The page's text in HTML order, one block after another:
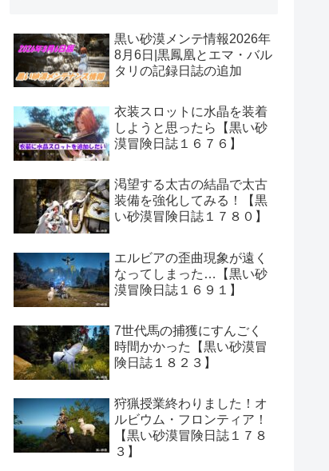
黒い砂漠メンテ情報2026年
8月6日|黒鳳凰とエマ・バル
タリの記録日誌の追加
衣装スロットに水晶を装着
しようと思ったら【黒い砂
漠冒険日誌１６７６】
渇望する太古の結晶で太古
装備を強化してみる！【黒
い砂漠冒険日誌１７８０】
エルビアの歪曲現象が遠く
なってしまった…【黒い砂
漠冒険日誌１６９１】
7世代馬の捕獲にすんごく
時間かかった【黒い砂漠冒
険日誌１８２３】
狩猟授業終わりました！オ
ルビウム・フロンティア！
【黒い砂漠冒険日誌１７８
３】